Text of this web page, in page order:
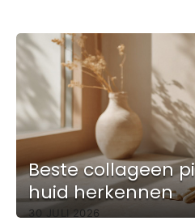
Beste collageen
huid herkennen
30 JULI 2026